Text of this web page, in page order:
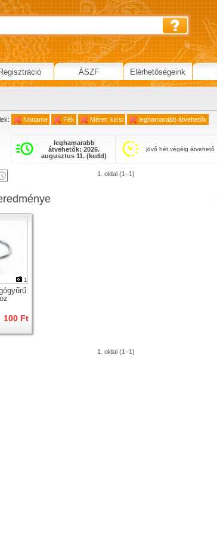
Noname Fék Méret: kicsi leghamarabb átvehetők
leghamarabb
átvehetők: 2026.
augusztus 11. (kedd)
jövő hét végéig átvehető
1. oldal (1–1)
1
100 Ft
1. oldal (1–1)
Regisztráció ÁSZF Elérhetőségeink